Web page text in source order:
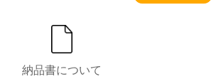
納品書について